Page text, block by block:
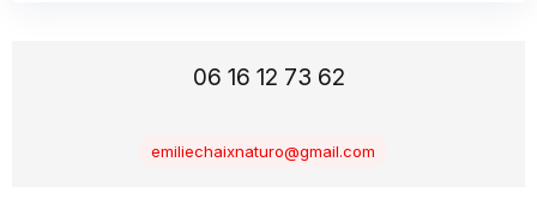
06 16 12 73 62
emiliechaixnaturo@gmail.com